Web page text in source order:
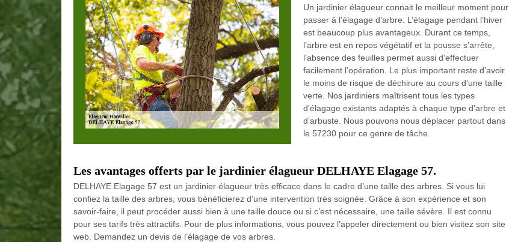
Un jardinier élagueur connait le meilleur moment pour
passer à l’élagage d’arbre. L’élagage pendant l’hiver
est beaucoup plus avantageux. Durant ce temps,
l’arbre est en repos végétatif et la pousse s’arrête,
l’absence des feuilles permet aussi d’effectuer
facilement l’opération. Le plus important reste d’avoir
le moins de risque de déchirure au cours d’une taille
verte. Nos jardiniers maîtrisent tous les types
d’élagage existants adaptés à chaque type d’arbre et
d’arbuste. Nous pouvons nous déplacer partout dans
le 57230 pour ce genre de tâche.
Les avantages offerts par le jardinier élagueur DELHAYE Elagage 57.
DELHAYE Elagage 57 est un jardinier élagueur très efficace dans le cadre d’une taille des arbres. Si vous lui
confiez la taille des arbres, vous bénéficierez d’une intervention très soignée. Grâce à son expérience et son
savoir-faire, il peut procéder aussi bien à une taille douce ou si c’est nécessaire, une taille sévère. Il est connu
pour ses tarifs très attractifs. Pour de plus informations, vous pouvez l’appeler directement ou bien visitez son site
web. Demandez un devis de l’élagage de vos arbres.